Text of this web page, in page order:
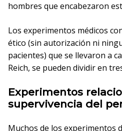
hombres que encabezaron
Los experimentos médicos
ético (sin autorización ni
pacientes) que se llevaron a
Reich, se pueden dividir en
Experimentos
supervivencia del
Muchos de los experimentos